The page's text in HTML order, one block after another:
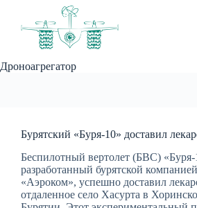
Дроноагрегатор
Бурятский «Буря-10» доставил
Беспилотный вертолет (БВС) «Буря-
разработанный бурятской компанией
«Аэроком», успешно доставил
отдаленное село Хасурта в